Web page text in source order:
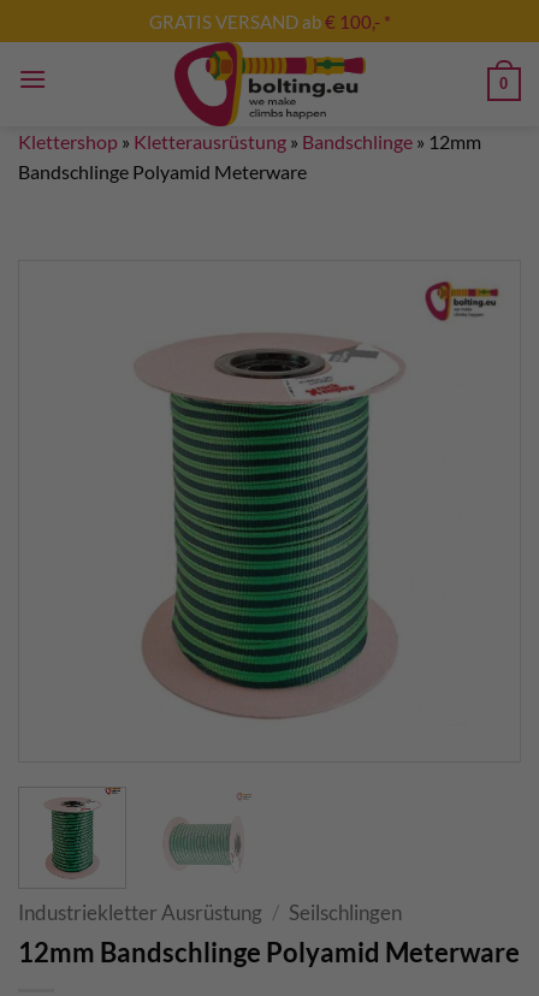
Inhalt
springen
GRATIS VERSAND ab€ 100,- *
0
Klettershop » Kletterausrüstung » Bandschlinge » 12mm
Bandschlinge Polyamid Meterware
Industriekletter Ausrüstung / Seilschlingen
12mm Bandschlinge Polyamid Meterware